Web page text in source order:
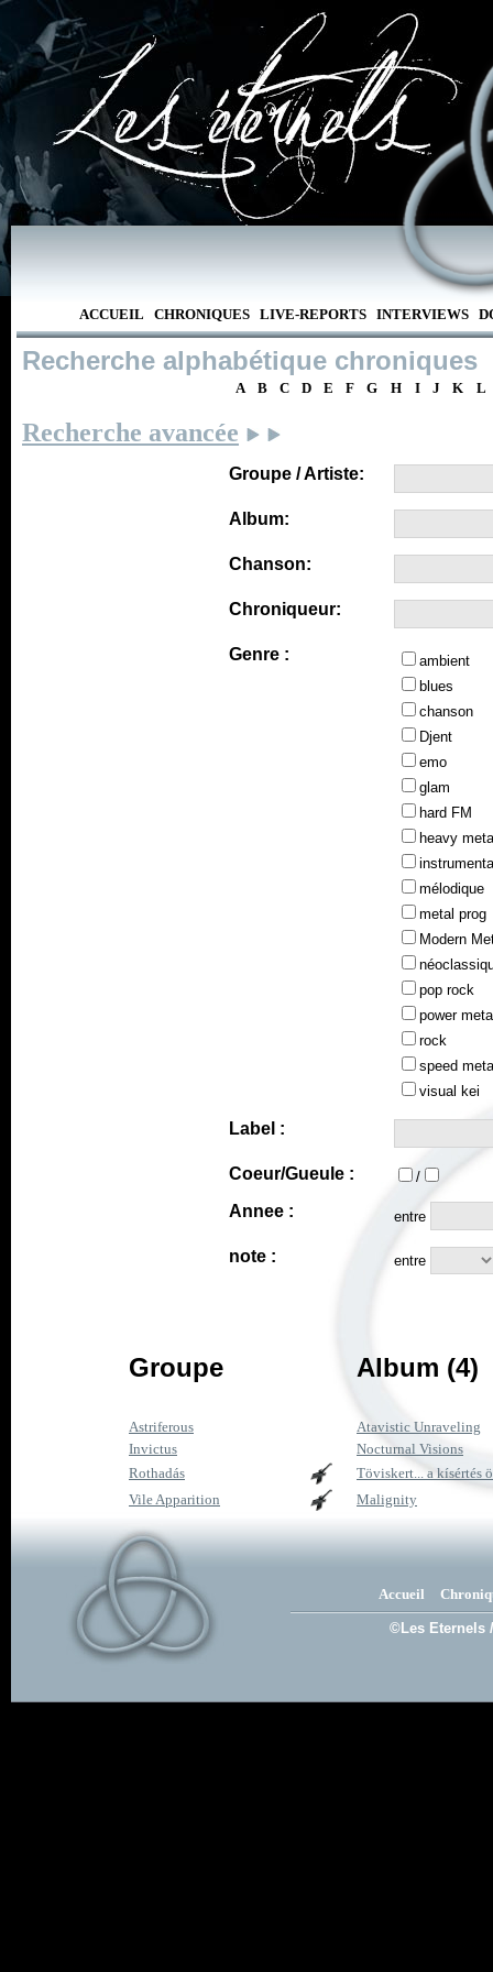
ACCUEIL CHRONIQUES LIVE-REPORTS INTERVIEWS
Recherche alphabétique chroniques
A B C D E F G H I J K L
Recherche avancée
Groupe / Artiste:
Album:
Chanson:
Chroniqueur:
Genre :
ambient
blues
chanson
Djent
emo
glam
hard FM
heavy
mélodique
metal prog
Modern
pop rock
power
rock
speed
visual kei
Label :
Coeur/Gueule : /
Annee : entre
note : entre
Groupe Album (4)
Astriferous
Atavistic Unraveling
Invictus
Nocturnal Visions
Rothadás
Töviskert... a kísértés
Vile Apparition
Malignity
Accueil
©Les Eternels